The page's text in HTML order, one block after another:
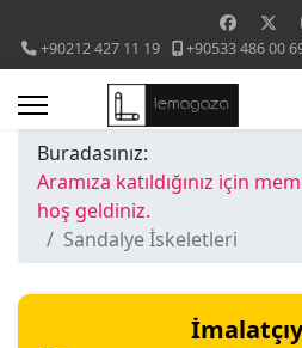
+90212 427 11 19 +90533 486 00
Buradasınız:
Aramıza katıldığınız için
hoş geldiniz.
Sandalye İskeletleri